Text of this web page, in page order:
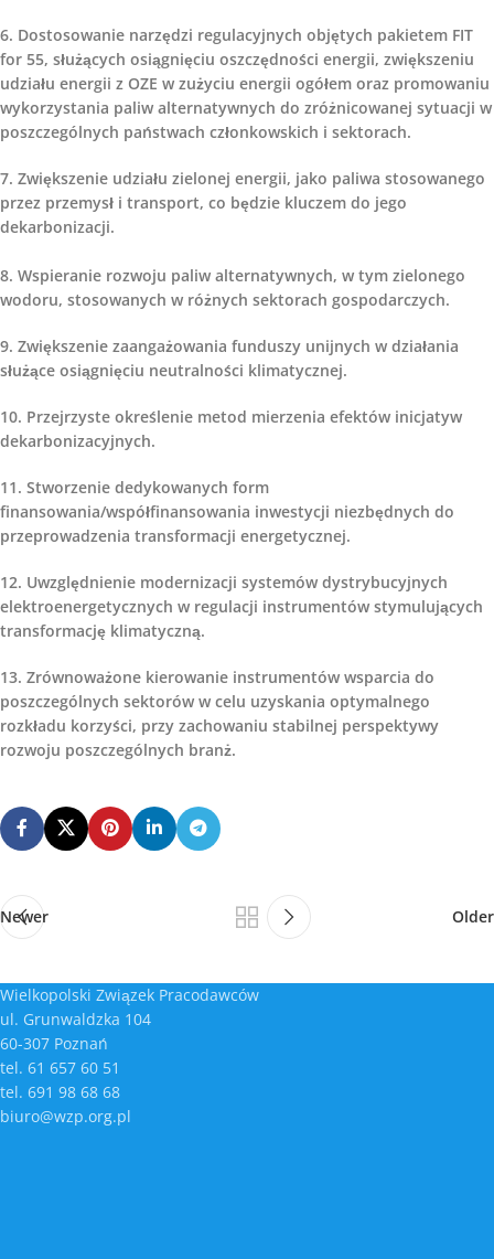
6. Dostosowanie narzędzi regulacyjnych objętych pakietem FIT
for 55, służących osiągnięciu oszczędności energii, zwiększeniu
udziału energii z OZE w zużyciu energii ogółem oraz promowaniu
wykorzystania paliw alternatywnych do zróżnicowanej sytuacji w
poszczególnych państwach członkowskich i sektorach.
7. Zwiększenie udziału zielonej energii, jako paliwa stosowanego
przez przemysł i transport, co będzie kluczem do jego
dekarbonizacji.
8. Wspieranie rozwoju paliw alternatywnych, w tym zielonego
wodoru, stosowanych w różnych sektorach gospodarczych.
9. Zwiększenie zaangażowania funduszy unijnych w działania
służące osiągnięciu neutralności klimatycznej.
10. Przejrzyste określenie metod mierzenia efektów inicjatyw
dekarbonizacyjnych.
11. Stworzenie dedykowanych form
finansowania/współfinansowania inwestycji niezbędnych do
przeprowadzenia transformacji energetycznej.
12. Uwzględnienie modernizacji systemów dystrybucyjnych
elektroenergetycznych w regulacji instrumentów stymulujących
transformację klimatyczną.
13. Zrównoważone kierowanie instrumentów wsparcia do
poszczególnych sektorów w celu uzyskania optymalnego
rozkładu korzyści, przy zachowaniu stabilnej perspektywy
rozwoju poszczególnych branż.
Newer Older
Wielkopolski Związek Pracodawców
ul. Grunwaldzka 104
60-307 Poznań
tel. 61 657 60 51
tel. 691 98 68 68
biuro@wzp.org.pl